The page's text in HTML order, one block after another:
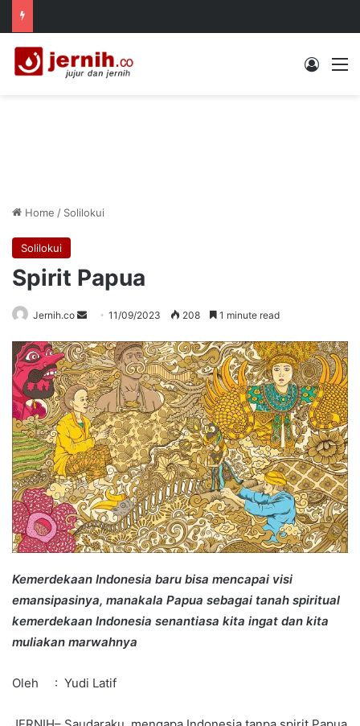
Log In
Home / Solilokui
Solilokui
Spirit Papua
Jernih.co
Send
email
11/09/2023 208 1 minute read
Kemerdekaan Indonesia baru bisa mencapai visi
emansipasinya, manakala Papua sebagai tanah spiritual
kemerdekaan Indonesia senantiasa kita ingat dan kita
muliakan marwahnya
Oleh : Yudi Latif